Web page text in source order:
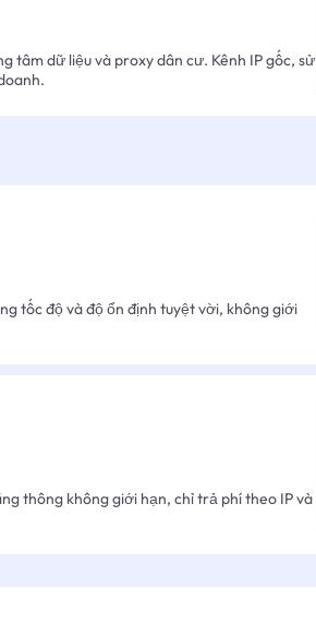
tâm dữ liệu và proxy dân cư. Kênh IP gốc, sử
tốc độ và độ ổn định tuyệt vời, không giới
thông không giới hạn, chỉ trả phí theo IP và